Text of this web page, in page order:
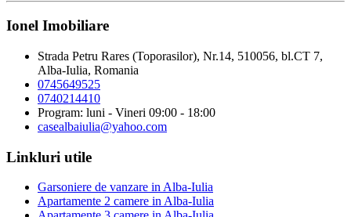
Ionel Imobiliare
Strada Petru Rares (Toporasilor), Nr.14, 510056, bl.CT 7,
Alba-Iulia, Romania
0745649525
0740214410
Program: luni - Vineri 09:00 - 18:00
casealbaiulia@yahoo.com
Linkluri utile
Garsoniere de vanzare in Alba-Iulia
Apartamente 2 camere in Alba-Iulia